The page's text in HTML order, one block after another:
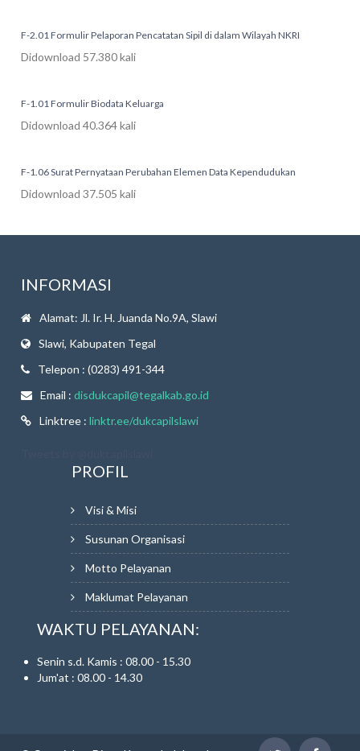
F-2.01 Formulir Pelaporan Pencatatan Sipil di dalam Wilayah NKRI
Didownload 57.380 kali
F-1.01 Formulir Biodata Keluarga
Didownload 40.364 kali
F-1.06 Surat Pernyataan Perubahan Elemen Data Kependudukan
Didownload 37.505 kali
INFORMASI
Alamat: Jl. Ir. H. Juanda No.9A, Slawi
Slawi, Kabupaten Tegal
Telepon : (0283) 491-344
Email :disdukcapil@tegalkab.go.id
Linktree :linktr.ee/dukcapilslawi
PROFIL
Visi & Misi
Susunan Organisasi
Motto Pelayanan
Maklumat Pelayanan
WAKTU PELAYANAN:
Senin s.d. Kamis : 08.00 - 15.30
Jum'at : 08.00 - 14.30